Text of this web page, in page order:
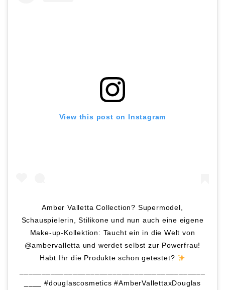
View this post on Instagram
Amber Valletta Collection? Supermodel,
Schauspielerin, Stilikone und nun auch eine eigene
Make-up-Kollektion: Taucht ein in die Welt von
@ambervalletta und werdet selbst zur Powerfrau!
Habt Ihr die Produkte schon getestet?
____ #douglascosmetics #AmberVallettaxDouglas